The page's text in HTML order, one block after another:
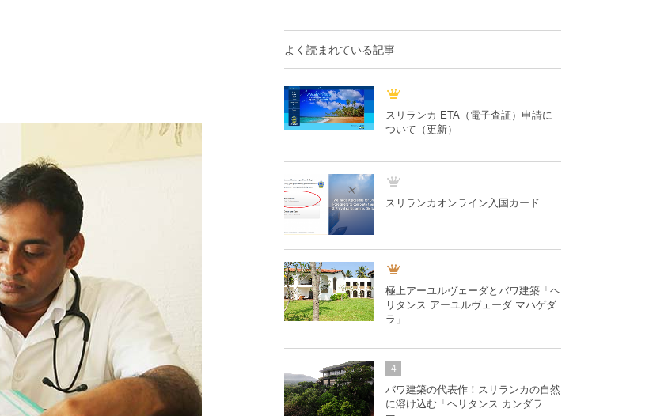
よく読まれている記事
スリランカ ETA（電子査証）申請に
ついて（更新）
スリランカオンライン入国カード
極上アーユルヴェーダとバワ建築「ヘ
リタンス アーユルヴェーダ マハゲダ
ラ」
4
バワ建築の代表作！スリランカの自然
に溶け込む「ヘリタンス カンダラ